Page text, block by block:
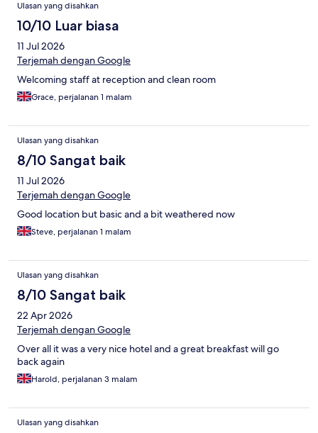
Ulasan yang disahkan
10/10 Luar biasa
11 Jul 2026
Terjemah dengan Google
Welcoming staff at reception and clean room
Grace, perjalanan 1 malam
Ulasan yang disahkan
8/10 Sangat baik
11 Jul 2026
Terjemah dengan Google
Good location but basic and a bit weathered now
Steve, perjalanan 1 malam
Ulasan yang disahkan
8/10 Sangat baik
22 Apr 2026
Terjemah dengan Google
Over all it was a very nice hotel and a great breakfast will go
back again
Harold, perjalanan 3 malam
Ulasan yang disahkan